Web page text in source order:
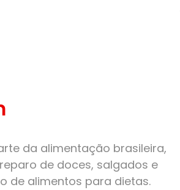
da alimentação brasileira,
de doces, salgados e
de alimentos para dietas.